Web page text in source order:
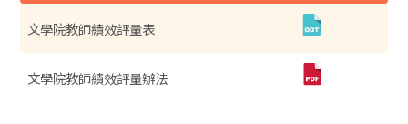
文學院教師績效評量表
文學院教師績效評量辦法